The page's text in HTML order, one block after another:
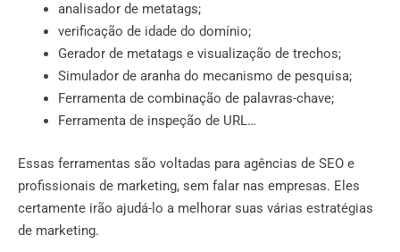
analisador de metatags;
verificação de idade do domínio;
Gerador de metatags e visualização de trechos;
Simulador de aranha do mecanismo de pesquisa;
Ferramenta de combinação de palavras-chave;
Ferramenta de inspeção de URL…
Essas ferramentas são voltadas para agências de SEO e
profissionais de marketing, sem falar nas empresas. Eles
certamente irão ajudá-lo a melhorar suas várias estratégias
de marketing.